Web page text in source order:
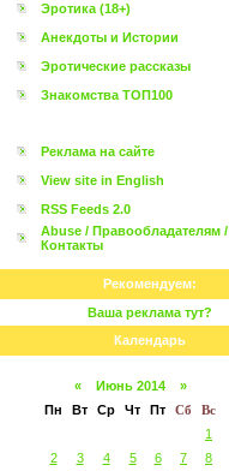
Эротика (18+)
Анекдоты и Истории
Эротические рассказы
Знакомства ТОП100
Реклама на сайте
View site in English
RSS Feeds 2.0
Abuse / Правообладателям /
Контакты
Рекомендуем:
Ваша реклама тут?
Календарь
« Июнь 2014
»
Пн
Вт Ср Чт Пт Сб
Вс
1
2
3 4 5 6 7
8